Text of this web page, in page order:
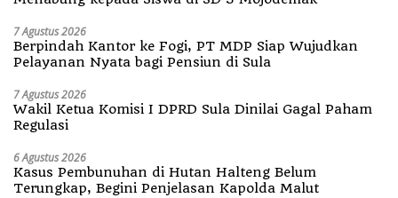
7 Agustus 2026
Berpindah Kantor ke Fogi, PT MDP Siap Wujudkan
Pelayanan Nyata bagi Pensiun di Sula
7 Agustus 2026
Wakil Ketua Komisi I DPRD Sula Dinilai Gagal Paham
Regulasi
6 Agustus 2026
Kasus Pembunuhan di Hutan Halteng Belum
Terungkap, Begini Penjelasan Kapolda Malut